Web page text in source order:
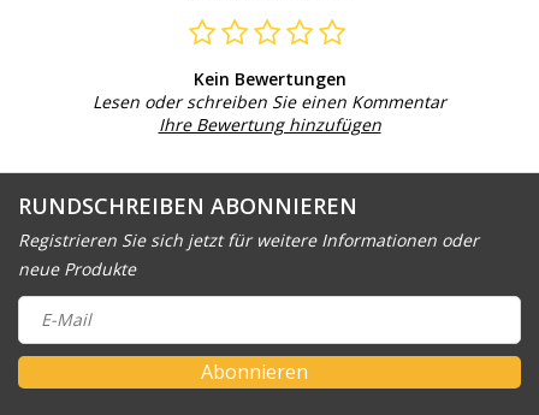
Kein Bewertungen
Lesen oder schreiben Sie einen Kommentar
Ihre Bewertung hinzufügen
RUNDSCHREIBEN ABONNIEREN
Registrieren Sie sich jetzt für weitere Informationen oder
neue Produkte
Abonnieren